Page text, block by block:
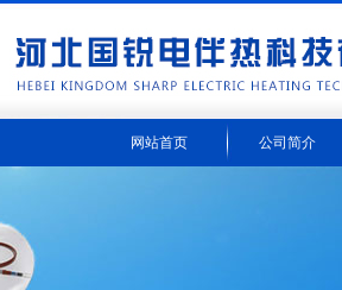
网站首页 公司简介